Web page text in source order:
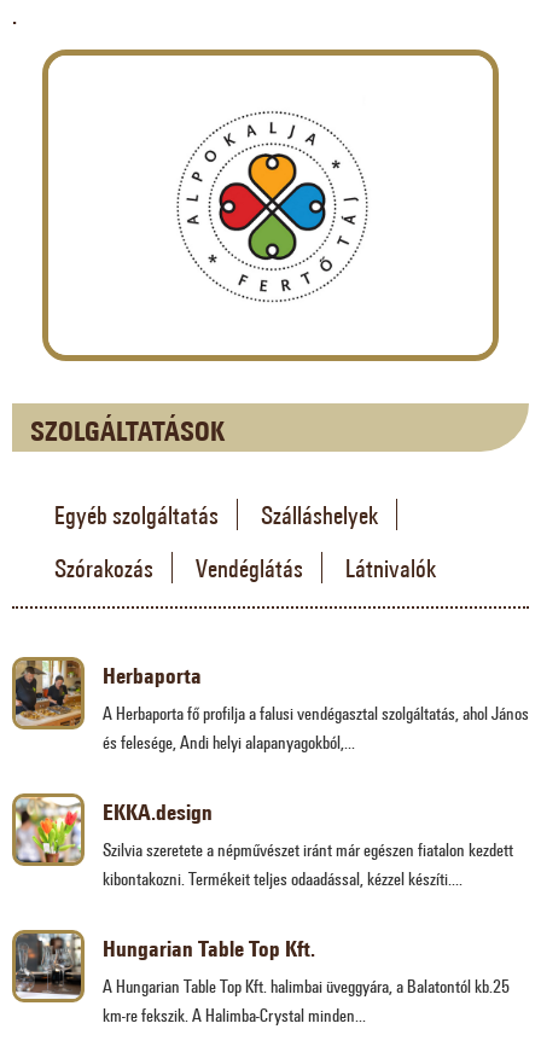
.
SZOLGÁLTATÁSOK
Egyéb szolgáltatás
Szálláshelyek
Szórakozás
Vendéglátás Látnivalók
Herbaporta
A Herbaporta fő profilja a falusi vendégasztal szolgáltatás, ahol János
és felesége, Andi helyi alapanyagokból,...
EKKA.design
Szilvia szeretete a népművészet iránt már egészen fiatalon kezdett
kibontakozni. Termékeit teljes odaadással, kézzel készíti....
Hungarian Table Top Kft.
A Hungarian Table Top Kft. halimbai üveggyára, a Balatontól kb.25
km-re fekszik. A Halimba-Crystal minden...